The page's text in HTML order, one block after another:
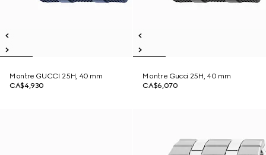
Montre GUCCI 25H, 40 mm
CA$4,930
Montre Gucci 25H, 40 mm
CA$6,070